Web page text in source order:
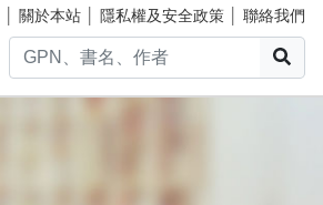
關於本站 隱私權及安全政策 聯絡我們